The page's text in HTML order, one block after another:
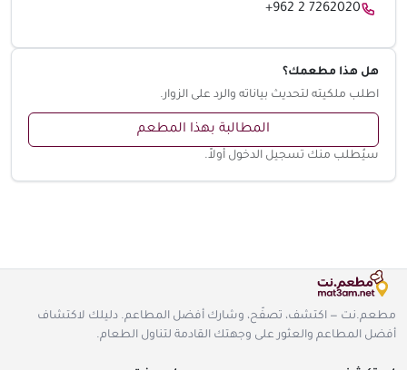
+962 2 7262020
هل هذا مطعمك؟
اطلب ملكيته لتحديث بياناته والرد على الزوار.
المطالبة بهذا المطعم
سيُطلب منك تسجيل الدخول أولاً.
مطعم.نت — اكتشف، تصفّح، وشارك أفضل المطاعم. دليلك لاكتشاف
أفضل المطاعم والعثور على وجهتك القادمة لتناول الطعام.